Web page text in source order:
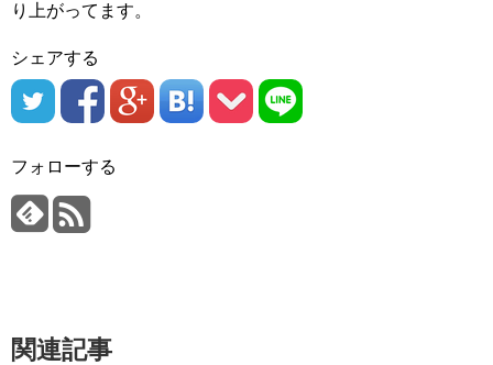
り上がってます。
シェアする
フォローする
関連記事